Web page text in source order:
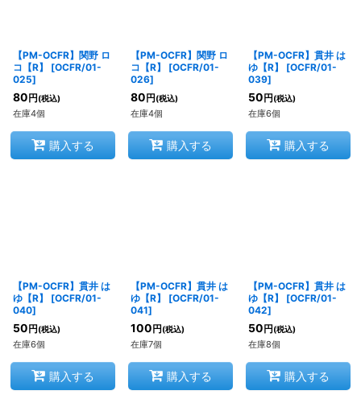
【PM-OCFR】関野 ロ
コ【R】
[OCFR/01-
025]
80 円 (税込)
在庫4個
購入する
【PM-OCFR】関野 ロ
コ【R】
[OCFR/01-
026]
80 円 (税込)
在庫4個
購入する
【PM-OCFR】貫井 は
ゆ【R】
[OCFR/01-
039]
50 円 (税込)
在庫6個
購入する
【PM-OCFR】貫井 は
ゆ【R】
[OCFR/01-
040]
50 円 (税込)
在庫6個
購入する
【PM-OCFR】貫井 は
ゆ【R】
[OCFR/01-
041]
100 円 (税込)
在庫7個
購入する
【PM-OCFR】貫井 は
ゆ【R】
[OCFR/01-
042]
50 円 (税込)
在庫8個
購入する